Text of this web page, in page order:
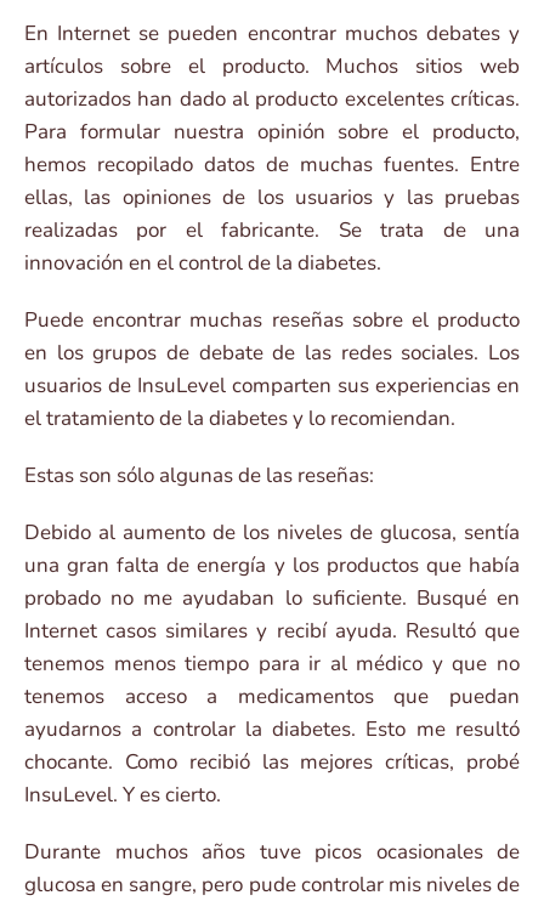
En Internet se pueden encontrar muchos debates y
artículos sobre el producto. Muchos sitios web
autorizados han dado al producto excelentes críticas.
Para formular nuestra opinión sobre el producto,
hemos recopilado datos de muchas fuentes. Entre
ellas, las opiniones de los usuarios y las pruebas
realizadas por el fabricante. Se trata de una
innovación en el control de la diabetes.
Puede encontrar muchas reseñas sobre el producto
en los grupos de debate de las redes sociales. Los
usuarios de InsuLevel comparten sus experiencias en
el tratamiento de la diabetes y lo recomiendan.
Estas son sólo algunas de las reseñas:
Debido al aumento de los niveles de glucosa, sentía
una gran falta de energía y los productos que había
probado no me ayudaban lo suficiente. Busqué en
Internet casos similares y recibí ayuda. Resultó que
tenemos menos tiempo para ir al médico y que no
tenemos acceso a medicamentos que puedan
ayudarnos a controlar la diabetes. Esto me resultó
chocante. Como recibió las mejores críticas, probé
InsuLevel. Y es cierto.
Durante muchos años tuve picos ocasionales de
glucosa en sangre, pero pude controlar mis niveles de